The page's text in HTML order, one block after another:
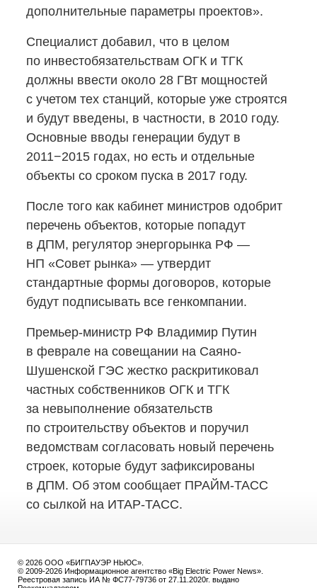
дополнительные параметры проектов».
Специалист добавил, что в целом
по инвестобязательствам ОГК и ТГК
должны ввести около 28 ГВт мощностей
с учетом тех станций, которые уже строятся
и будут введены, в частности, в 2010 году.
Основные вводы генерации будут в
2011−2015 годах, но есть и отдельные
объекты со сроком пуска в 2017 году.
После того как кабинет министров одобрит
перечень объектов, которые попадут
в ДПМ, регулятор энергорынка РФ —
НП «Совет рынка» — утвердит
стандартные формы договоров, которые
будут подписывать все генкомпании.
Премьер-министр РФ Владимир Путин
в феврале на совещании на Саяно-
Шушенской ГЭС жестко раскритиковал
частных собственников ОГК и ТГК
за невыполнение обязательств
по строительству объектов и поручил
ведомствам согласовать новый перечень
строек, которые будут зафиксированы
в ДПМ. Об этом сообщает ПРАЙМ-ТАСС
со сылкой на ИТАР-ТАСС.
© 2026 ООО «БИГПАУЭР НЬЮС».
© 2009-2026 Информационное агентство «Big Electric Power News».
Реестровая запись ИА № ФС77-79736 от 27.11.2020г. выдано